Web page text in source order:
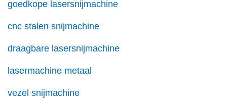
goedkope lasersnijmachine
cnc stalen snijmachine
draagbare lasersnijmachine
lasermachine metaal
vezel snijmachine